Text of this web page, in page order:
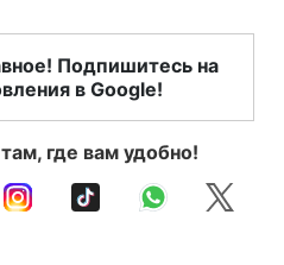
Подпишитесь на
в Google!
где вам удобно!